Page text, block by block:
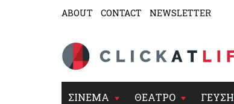
ABOUT CONTACT NEWSLETTER
ΣΙΝΕΜΑ ΘΕΑΤΡΟ ΓΕΥΣΗ